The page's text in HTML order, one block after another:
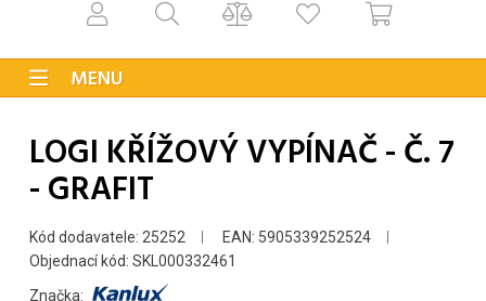
MENU
LOGI KŘÍŽOVÝ VYPÍNAČ - Č. 7
- GRAFIT
Kód dodavatele: 25252
EAN: 5905339252524
Objednací kód: SKL000332461
Značka: